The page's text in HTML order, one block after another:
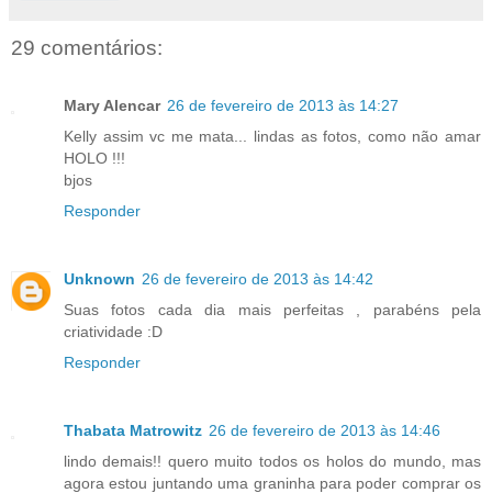
29 comentários:
Mary Alencar 26 de fevereiro de 2013 às 14:27
Kelly assim vc me mata... lindas as fotos, como não amar
HOLO !!!
bjos
Responder
Unknown 26 de fevereiro de 2013 às 14:42
Suas fotos cada dia mais perfeitas , parabéns pela
criatividade :D
Responder
Thabata Matrowitz 26 de fevereiro de 2013 às 14:46
lindo demais!! quero muito todos os holos do mundo, mas
agora estou juntando uma graninha para poder comprar os